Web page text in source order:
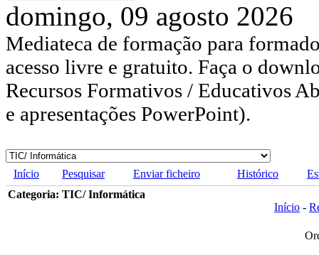
domingo, 09 agosto 2026
Mediateca de formação para
acesso livre e gratuito. Faça o
Recursos Formativos / Educativos
e apresentações PowerPoint).
Início Pesquisar Enviar ficheiro Histórico
Categoria: TIC/ Informática
Início -